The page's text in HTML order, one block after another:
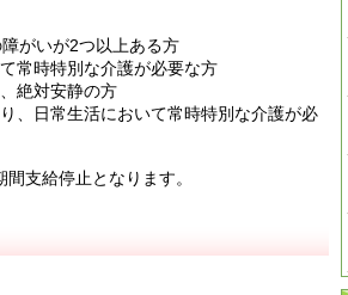
がいが2つ以上ある方
常時特別な介護が必要な方
絶対安静の方
、日常生活において常時特別な介護が必
支給停止となります。